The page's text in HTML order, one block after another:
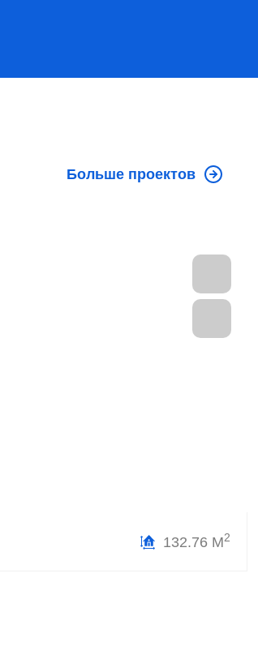
Больше проектов
132.76 М2